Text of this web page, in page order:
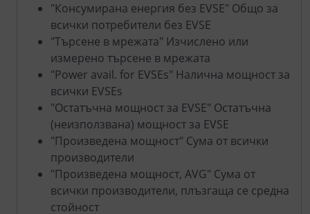
"Консумирана енергия без EVSE" Общо за
всички потребители без EVSE
"Търсене в мрежата" Изчислено или
измерено търсене в мрежата
"Power avail. for EVSEs" Налична мощност за
всички EVSEs
"Остатъчна мощност за EVSE" Остатъчна
(неизползвана) мощност за EVSE
"Произведена мощност" Сума от всички
производители
"Произведена мощност, AVG" Сума от
всички производители, плъзгаща се средна
стойност